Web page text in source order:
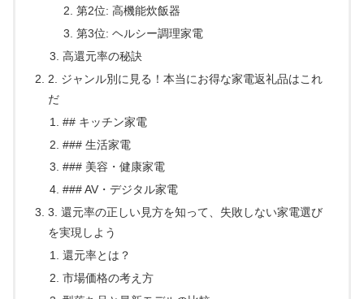
第2位: 高機能炊飯器
第3位: ヘルシー調理家電
高還元率の秘訣
2. ジャンル別に見る！本当にお得な家電返礼品はこれ
だ
## キッチン家電
### 生活家電
### 美容・健康家電
### AV・デジタル家電
3. 還元率の正しい見方を知って、失敗しない家電選び
を実現しよう
還元率とは？
市場価格の考え方